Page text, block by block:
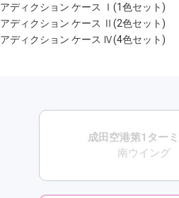
アディクション ケース Ⅰ(1色セット)
アディクション ケース Ⅱ(2色セット)
アディクション ケース Ⅳ(4色セット)
成田空港第1ター
南ウイング